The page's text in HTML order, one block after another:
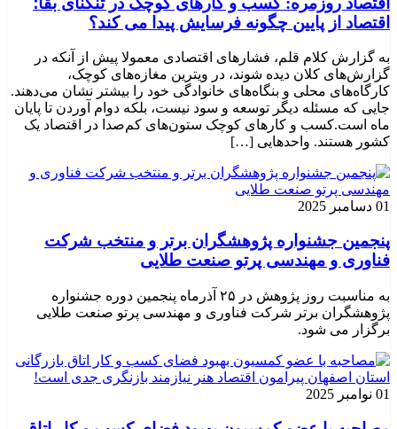
اقتصاد از پایین چگونه فرسایش پیدا می کند؟
به گزارش کلام قلم، فشارهای اقتصادی معمولا پیش از آنکه در
گزارش‌های کلان دیده شوند، در ویترین مغازه‌های کوچک،
کارگاه‌های محلی و بنگاه‌های خانوادگی خود را بیشتر نشان می‌دهند.
جایی که مسئله دیگر توسعه و سود نیست، بلکه دوام آوردن تا پایان
ماه است.کسب‌ و کارهای کوچک ستون‌های کم‌صدا در اقتصاد یک
کشور هستند. واحدهایی […]
01 دسامبر 2025
پنجمین جشنواره پژوهشگران برتر و منتخب شرکت
فناوری و مهندسی پرتو صنعت طلایی
به مناسبت روز پژوهش در ۲۵ آذرماه پنجمین دوره جشنواره
پژوهشگران برتر شرکت فناوری و مهندسی پرتو صنعت طلایی
برگزار می شود.
01 نوامبر 2025